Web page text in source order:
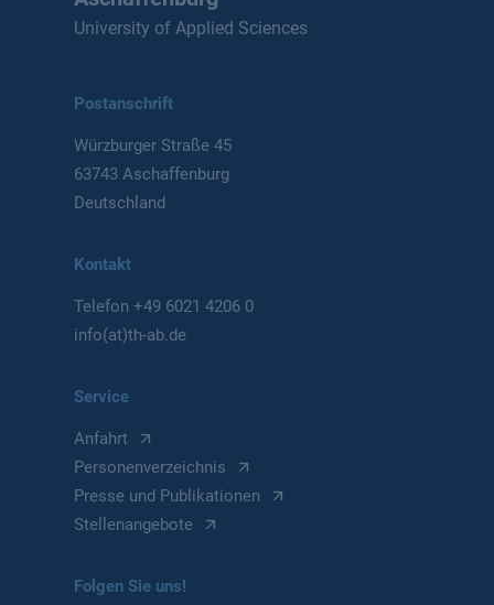
University of Applied Sciences
Postanschrift
Würzburger Straße 45
63743 Aschaffenburg
Deutschland
Kontakt
Telefon+49 6021 4206 0
info(at)th-ab.de
Service
Anfahrt
Personenverzeichnis
Presse und Publikationen
Stellenangebote
Folgen Sie uns!